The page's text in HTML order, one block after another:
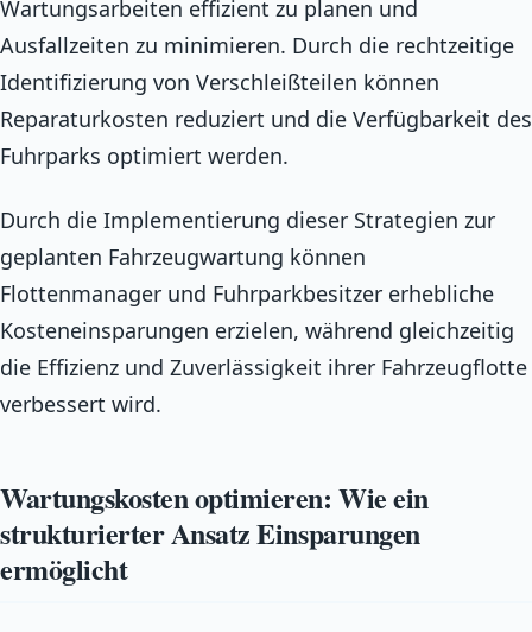
Wartungsarbeiten effizient zu planen und
Ausfallzeiten zu minimieren. Durch die rechtzeitige
Identifizierung von Verschleißteilen können
Reparaturkosten reduziert und die Verfügbarkeit des
Fuhrparks optimiert werden.
Durch die Implementierung dieser Strategien zur
geplanten Fahrzeugwartung können
Flottenmanager und Fuhrparkbesitzer erhebliche
Kosteneinsparungen erzielen, während gleichzeitig
die Effizienz und Zuverlässigkeit ihrer Fahrzeugflotte
verbessert wird.
Wartungskosten optimieren: Wie ein
strukturierter Ansatz Einsparungen
ermöglicht